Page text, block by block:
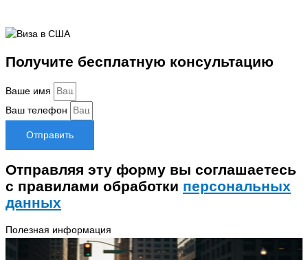
Получите бесплатную консультацию
Ваше имя
Ваш телефон
Отправить
Отправляя эту форму вы соглашаетесь
с правилами обработки персональных
данных
Полезная информация